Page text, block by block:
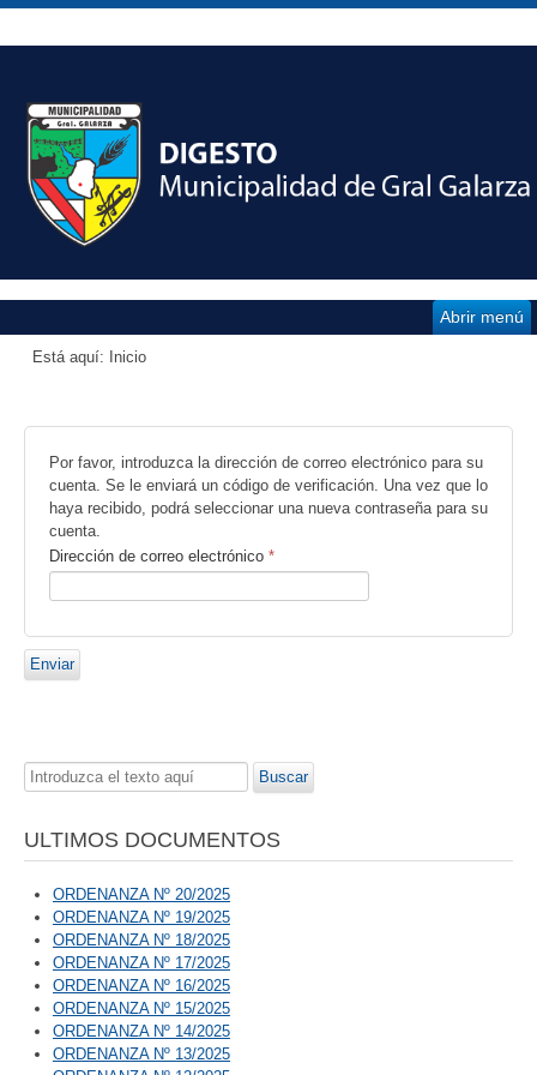
Abrir menú
Está aquí: Inicio
Por favor, introduzca la dirección de correo electrónico para su
cuenta. Se le enviará un código de verificación. Una vez que lo
haya recibido, podrá seleccionar una nueva contraseña para su
cuenta.
Dirección de correo electrónico *
Enviar
Buscar... Buscar
ULTIMOS DOCUMENTOS
ORDENANZA Nº 20/2025
ORDENANZA Nº 19/2025
ORDENANZA Nº 18/2025
ORDENANZA Nº 17/2025
ORDENANZA Nº 16/2025
ORDENANZA Nº 15/2025
ORDENANZA Nº 14/2025
ORDENANZA Nº 13/2025